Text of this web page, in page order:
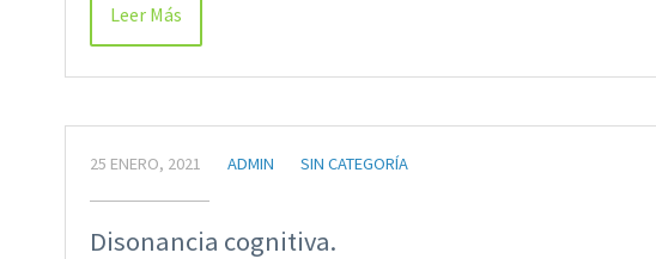
Leer Más
25 ENERO, 2021 ADMIN SIN CATEGORÍA
Disonancia cognitiva.